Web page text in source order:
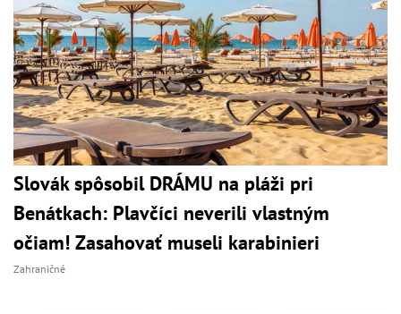
Slovák spôsobil DRÁMU na pláži pri
Benátkach: Plavčíci neverili vlastným
očiam! Zasahovať museli karabinieri
Zahraničné